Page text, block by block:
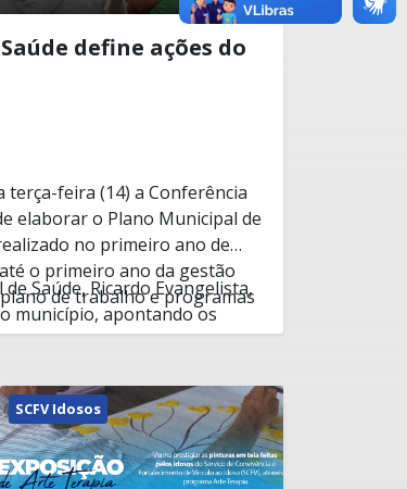
define ações do
terça-feira (14) a Conferência
elaborar o Plano Municipal de
no primeiro ano de
o primeiro ano da gestão
de trabalho e programas
Saúde, Ricardo Evangelista,
município, apontando os
os avanços, para que
nos próximos anos.
Marília Machado, mostrou
mais registrados
antirrabica, doenças
SCFV Idosos